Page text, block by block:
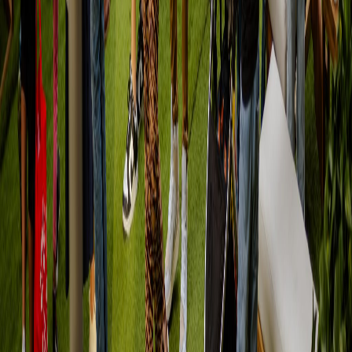
Además, en diferentes puntos de Avenida Escazú se ofrecerá
entretenimiento para niños y niñas, con juegos gigantes y talleres.
Asimismo, también zonas especialmente dedicadas a adolescentes,
garantizando diversión para todas las edades. De esta manera, el
proyecto busca proporcionar un entorno seguro donde los más
pequeños puedan entretenerse mientras sus padres y madres
disfrutan de un momento relajante, en las tardes de verano.
“Nos alegra darle la bienvenida a un evento que ha sido muy bien
aceptado por todas las personas. Avenida Escazú se distingue por
ser un punto de encuentro con espacios de esparcimiento, excelente
oferta gastronómica y un entorno agradable para compartir, por
ello, retomamos nuestros famosos Chilling Sunsets que buscan
brindar un espacio seguro y agradable para el esparcimiento en las
tardes de verano”,
Johnny Jaikel
, Director de Avenida
Escazú.